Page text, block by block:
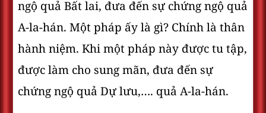
ngộ quả Bất lai, đưa đến sự chứng ngộ quả
A-la-hán. Một pháp ấy là gì? Chính là thân
hành niệm. Khi một pháp này được tu tập,
được làm cho sung mãn, đưa đến sự
chứng ngộ quả Dự lưu,…. quả A-la-hán.